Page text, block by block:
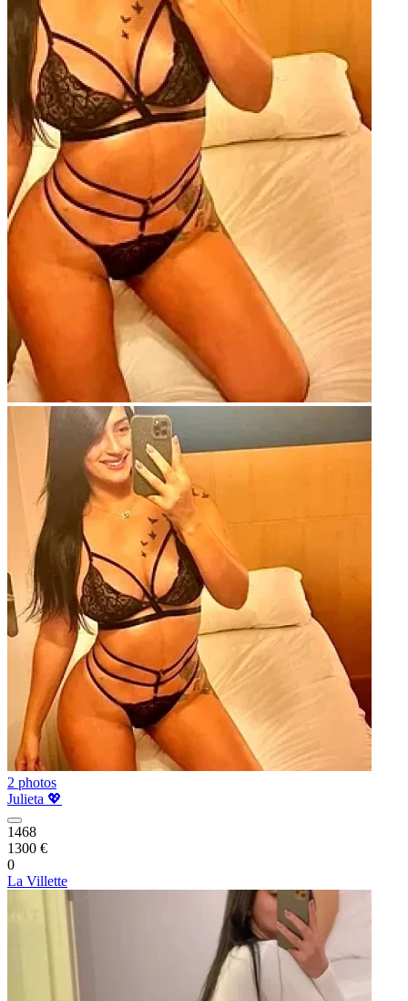
2 photos
Julieta 💖
1468
1300 €
0
La Villette